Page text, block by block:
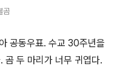
곰
공동우표. 수교 30주년을
곰 두 마리가 너무 귀엽다.